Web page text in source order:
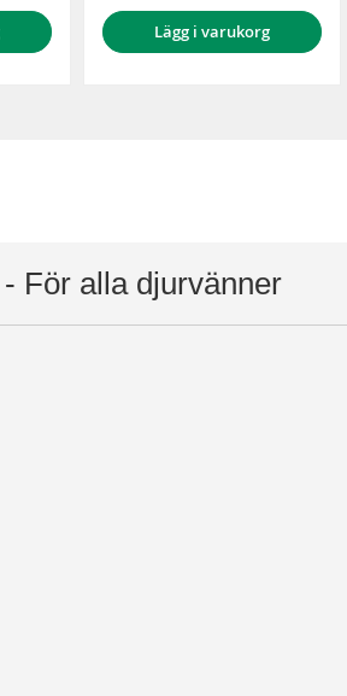
Lägg i varukorg
För alla djurvänner